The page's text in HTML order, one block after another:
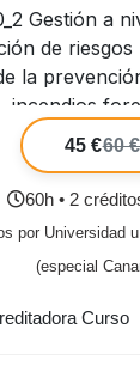
Gestión a
de
la
incendios
45 €60 €
60h • 2
por Universidad
(especial